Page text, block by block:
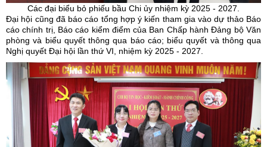
Các đại biểu bỏ phiếu bầu Chi ủy nhiệm kỳ 2025 - 2027.
Đại hội cũng đã báo cáo tổng hợp ý kiến tham gia vào dự thảo Báo
cáo chính trị, Báo cáo kiểm điểm của Ban Chấp hành Đảng bộ Văn
phòng và biểu quyết thông qua báo cáo; biểu quyết và thông qua
Nghị quyết Đại hội lần thứ VI, nhiệm kỳ 2025 - 2027.